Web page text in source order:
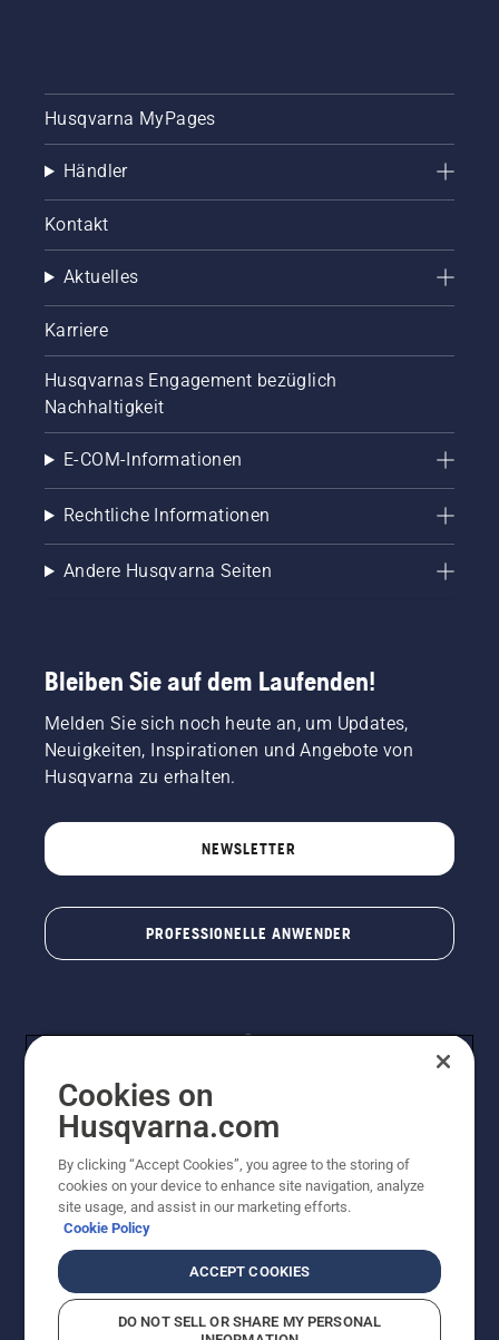
Husqvarna MyPages
Händler
Kontakt
Aktuelles
Karriere
Husqvarnas Engagement bezüglich
Nachhaltigkeit
E-COM-Informationen
Rechtliche Informationen
Andere Husqvarna Seiten
Bleiben Sie auf dem Laufenden!
Melden Sie sich noch heute an, um Updates,
Neuigkeiten, Inspirationen und Angebote von
Husqvarna zu erhalten.
NEWSLETTER
PROFESSIONELLE ANWENDER
© Husqvarna® AB (publ). Alle Rechte vorbehalten. Die
Preisangaben sind unverbindliche Preisempfehlungen
von Husqvarna Schweiz AG an den teilnehmenden
Fachhandel, Preise in CHF inklusive 8,1% MWST und
unverbindliche Preisempfehlungen (inkl. MwSt), es sei
denn sie sind für den direkten Kauf verfügbar.
Cookie-RichtlinieNutzungsbedingungen Datenschutzerklärung
Cookies on
Husqvarna.com
By clicking “Accept Cookies”, you agree to the storing of
cookies on your device to enhance site navigation, analyze
site usage, and assist in our marketing efforts.
Cookie Policy
ACCEPT COOKIES
DO NOT SELL OR SHARE MY PERSONAL